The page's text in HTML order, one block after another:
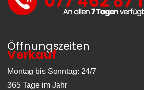
Öffnungszeiten
Verkauf
Montag bis Sonntag: 24/7
365 Tage im Jahr